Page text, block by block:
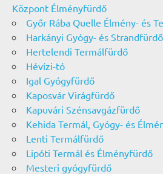
Központ Élményfürdő
Győr Rába Quelle Élmény- és
Harkányi Gyógy- és Strandfürdő
Hertelendi Termálfürdő
Hévízi-tó
Igal Gyógyfürdő
Kaposvár Virágfürdő
Kapuvári Szénsavgázfürdő
Kehida Termál, Gyógy- és
Lenti Termálfürdő
Lipóti Termál és Élményfürdő
Mesteri gyógyfürdő